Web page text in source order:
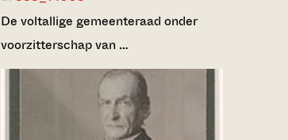
De voltallige gemeenteraad onder
voorzitterschap van …